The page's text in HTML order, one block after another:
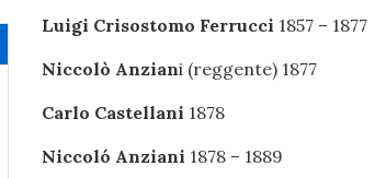
Luigi Crisostomo Ferrucci 1857 – 1877
Niccolò Anziani (reggente) 1877
Carlo Castellani 1878
Niccoló Anziani 1878 – 1889